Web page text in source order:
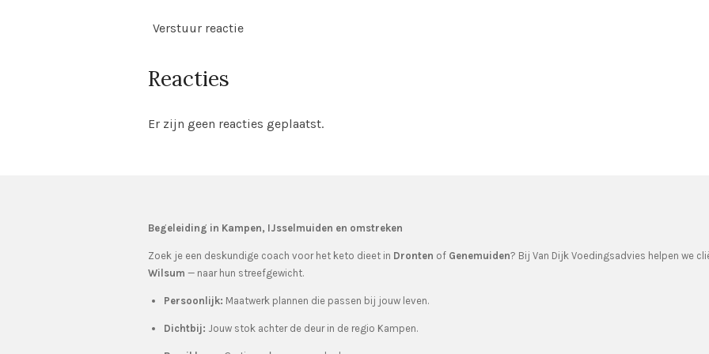
Verstuur reactie
Reacties
Er zijn geen reacties geplaatst.
Begeleiding in Kampen, IJsselmuiden en omstreken
Zoek je een deskundige coach voor het keto dieet in Dronten of Genemuiden? Bij Van Dijk Voedingsadvies helpen we
Wilsum — naar hun streefgewicht.
Persoonlijk: Maatwerk plannen die passen bij jouw leven.
Dichtbij: Jouw stok achter de deur in de regio Kampen.